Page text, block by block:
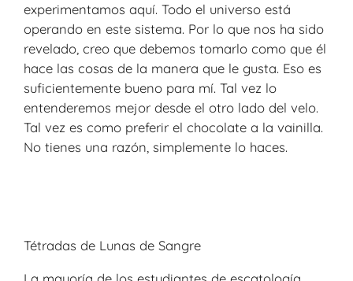
experimentamos aquí. Todo el universo está
operando en este sistema. Por lo que nos ha sido
revelado, creo que debemos tomarlo como que él
hace las cosas de la manera que le gusta. Eso es
suficientemente bueno para mí. Tal vez lo
entenderemos mejor desde el otro lado del velo.
Tal vez es como preferir el chocolate a la vainilla.
No tienes una razón, simplemente lo haces.
Tétradas de Lunas de Sangre